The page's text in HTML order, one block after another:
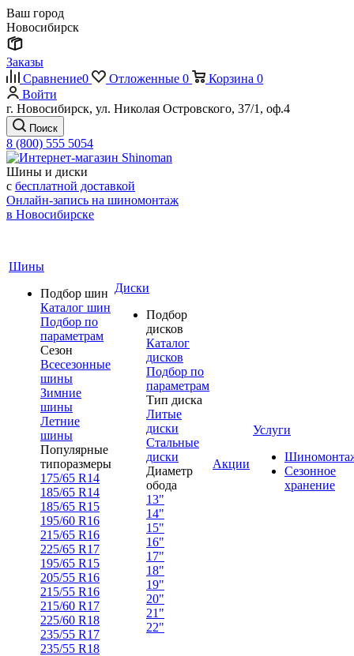
Ваш город
Новосибирск
Заказы
Сравнение0 Отложенные 0 Корзина 0
Войти
г. Новосибирск, ул. Николая Островского, 37/1, оф.4
Поиск
8 (800) 555 5054
Шины и диски
с бесплатной доставкой
Онлайн-запись на шиномонтаж
в Новосибирске
Шины
Подбор шин
Каталог шин
Подбор по
параметрам
Сезон
Всесезонные
шины
Зимние
шины
Летние
шины
Популярные
типоразмеры
175/65 R14
185/65 R14
185/65 R15
195/60 R16
215/65 R16
225/65 R17
195/65 R15
205/55 R16
215/55 R16
215/60 R17
225/60 R18
235/55 R17
235/55 R18
Диски
Подбор
дисков
Каталог
дисков
Подбор по
параметрам
Тип диска
Литые
диски
Стальные
диски
Диаметр
обода
13"
14"
15"
16"
17"
18"
19"
20"
21"
22"
Акции
Услуги
Сезонное
хранение